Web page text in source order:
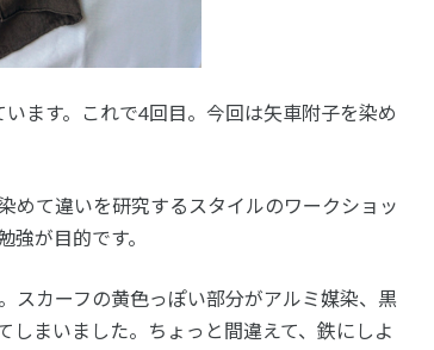
ます。これで4回目。今回は矢車附子を染め
めて違いを研究するスタイルのワークショッ
が目的です。
スカーフの黄色っぽい部分がアルミ媒染、黒
しまいました。ちょっと間違えて、鉄にしよ